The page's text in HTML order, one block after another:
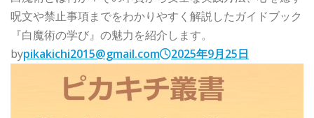
呪文や禁止事項までをわかりやすく解説したガイドブック
『白魔術の学び』の魅力を紹介します。
bypikakichi2015@gmail.com 2025年9月25日